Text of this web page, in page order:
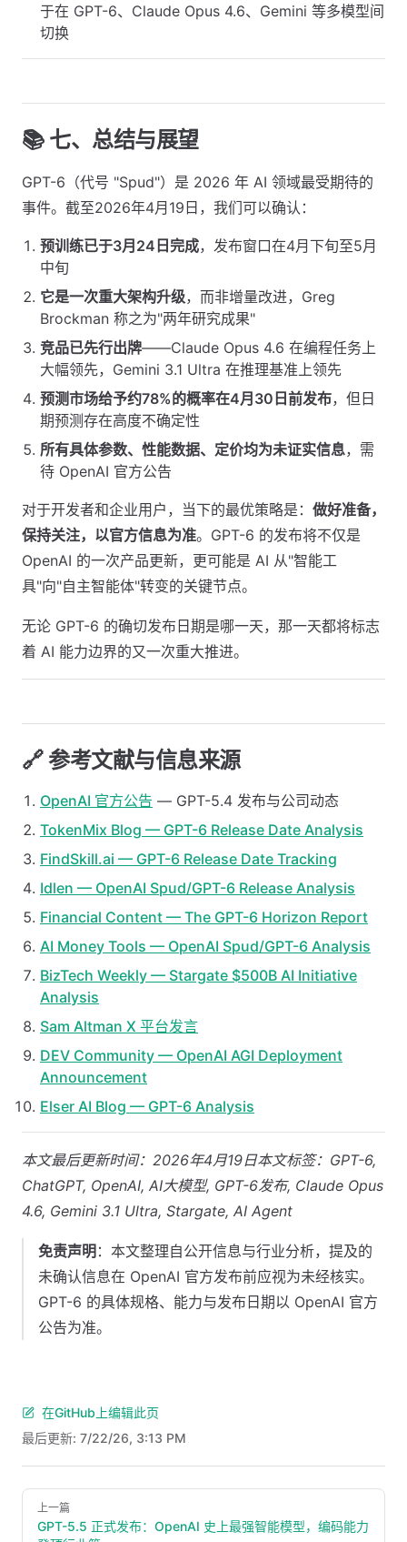
于在 GPT-6、Claude Opus 4.6、Gemini 等多模型间
切换
📚 七、总结与展望
GPT-6（代号 "Spud"）是 2026 年 AI 领域最受期待的
事件。截至2026年4月19日，我们可以确认：
预训练已于3月24日完成，发布窗口在4月下旬至5月
中旬
它是一次重大架构升级，而非增量改进，Greg
Brockman 称之为"两年研究成果"
竞品已先行出牌——Claude Opus 4.6 在编程任务上
大幅领先，Gemini 3.1 Ultra 在推理基准上领先
预测市场给予约78%的概率在4月30日前发布，但日
期预测存在高度不确定性
所有具体参数、性能数据、定价均为未证实信息，需
待 OpenAI 官方公告
对于开发者和企业用户，当下的最优策略是： 做好准备，
保持关注，以官方信息为准。GPT-6 的发布将不仅是
OpenAI 的一次产品更新，更可能是 AI 从"智能工
具"向"自主智能体"转变的关键节点。
无论 GPT-6 的确切发布日期是哪一天，那一天都将标志
着 AI 能力边界的又一次重大推进。
🔗 参考文献与信息来源
OpenAI 官方公告 — GPT-5.4 发布与公司动态
TokenMix Blog — GPT-6 Release Date Analysis
FindSkill.ai — GPT-6 Release Date Tracking
Idlen — OpenAI Spud/GPT-6 Release Analysis
Financial Content — The GPT-6 Horizon Report
AI Money Tools — OpenAI Spud/GPT-6 Analysis
BizTech Weekly — Stargate $500B AI Initiative
Analysis
Sam Altman X 平台发言
DEV Community — OpenAI AGI Deployment
Announcement
Elser AI Blog — GPT-6 Analysis
本文最后更新时间：2026年4月19日本文标签：GPT-6,
ChatGPT, OpenAI, AI大模型, GPT-6发布, Claude Opus
4.6, Gemini 3.1 Ultra, Stargate, AI Agent
免责声明 ：本文整理自公开信息与行业分析，提及的
未确认信息在 OpenAI 官方发布前应视为未经核实。
GPT-6 的具体规格、能力与发布日期以 OpenAI 官方
公告为准。
在GitHub上编辑此页
最后更新: 7/22/26, 3:13 PM
Pager
上一篇
GPT-5.5 正式发布：OpenAI 史上最强智能模型，编码能力